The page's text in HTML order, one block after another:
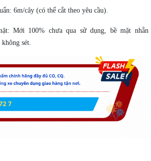
6m/cây (có thể cắt theo yêu cầu).
Mới 100% chưa qua sử dụng, bề mặt nhẵn
sét.